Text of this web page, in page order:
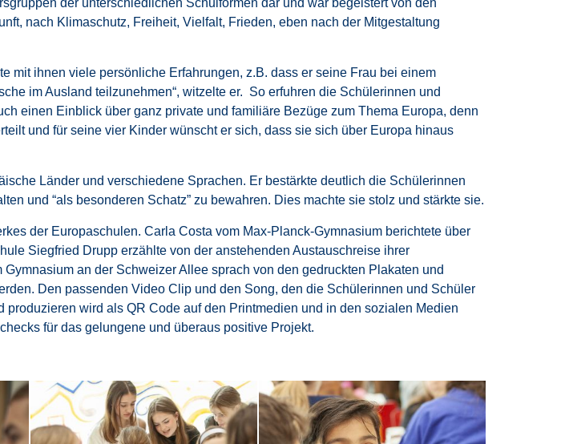
der unterschiedlichen Schulformen dar und war begeistert von den
nach Klimaschutz, Freiheit, Vielfalt, Frieden, eben nach der Mitgestaltung
mit ihnen viele persönliche Erfahrungen, z.B. dass er seine Frau bei einem
im Ausland teilzunehmen“, witzelte er. So erfuhren die Schülerinnen und
einen Einblick über ganz private und familiäre Bezüge zum Thema Europa, denn
und für seine vier Kinder wünscht er sich, dass sie sich über Europa hinaus
Länder und verschiedene Sprachen. Er bestärkte deutlich die Schülerinnen
und “als besonderen Schatz” zu bewahren. Dies machte sie stolz und stärkte sie.
der Europaschulen. Carla Costa vom Max-Planck-Gymnasium berichtete über
Siegfried Drupp erzählte von der anstehenden Austauschreise ihrer
an der Schweizer Allee sprach von den gedruckten Plakaten und
Den passenden Video Clip und den Song, den die Schülerinnen und Schüler
wird als QR Code auf den Printmedien und in den sozialen Medien
für das gelungene und überaus positive Projekt.